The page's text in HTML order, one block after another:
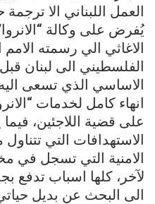
العمل اللبناني الا
يُفرض على وكالة
الاغاثي الي رسمته الامم
الفلسطيني الى لبنان
الاساسي الذي تسعى اليه
انهاء كامل لخدمات
على قضية اللاجئين،
الاستهدافات التي
الامنية التي تسجل في
لآخر، كلها اسباب تدفع
الى البحث عن بديل